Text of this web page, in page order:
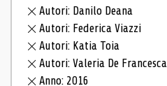
Autori: Danilo Deana
Autori: Federica Viazzi
Autori: Katia Toia
Autori: Valeria De Francesca
Anno: 2016